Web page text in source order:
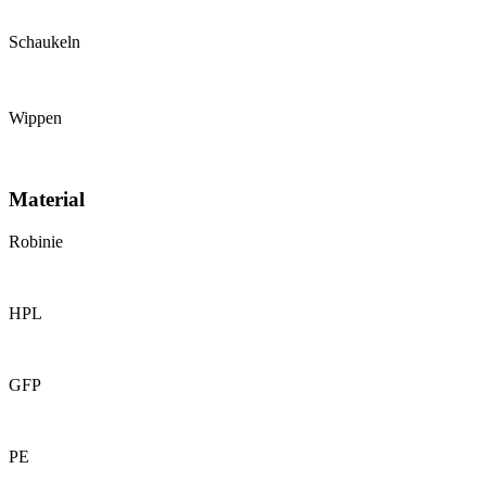
Schaukeln
Wippen
Material
Robinie
HPL
GFP
PE